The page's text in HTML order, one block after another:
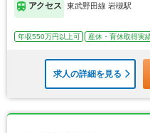
アクセス 東武野田線 岩槻駅
年収550万円以上可 産休・育休取得実
求人の詳細を見る